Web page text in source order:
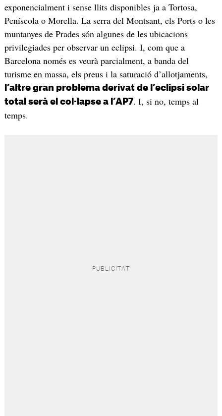
exponencialment i sense llits disponibles ja a Tortosa,
Peníscola o Morella. La serra del Montsant, els Ports o les
muntanyes de Prades són algunes de les ubicacions
privilegiades per observar un eclipsi. I, com que a
Barcelona només es veurà parcialment, a banda del
turisme en massa, els preus i la saturació d’allotjaments,
l’altre gran problema derivat de l’eclipsi solar
total serà el col·lapse a l’AP7. I, si no, temps al
temps.